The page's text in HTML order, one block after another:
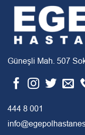
Güneşli Mah. 507
444 8 001